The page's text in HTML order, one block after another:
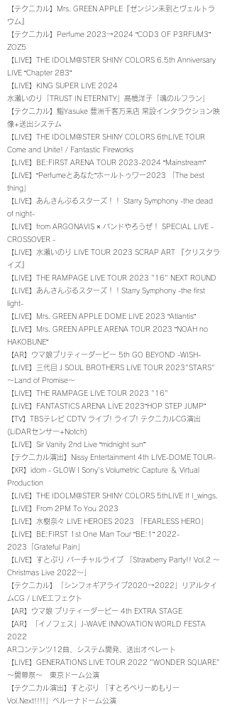
【テクニカル】Mrs. GREEN APPLE『ゼンジン未到とヴェルトラ
ウム』
【テクニカル】Perfume 2023→2024 “COD3 OF P3RFUM3”
ZOZ5
【LIVE】THE IDOLM@STER SHINY COLORS 6.5th Anniversary
LIVE “Chapter 283”
【LIVE】KING SUPER LIVE 2024
水瀬いのり「TRUST IN ETERNITY」高橋洋子「魂のルフラン」
【テクニカル】鮨Yasuke 豊洲千客万来店 常設インタラクション映
像+送出システム
【LIVE】THE IDOLM@STER SHINY COLORS 6thLIVE TOUR
Come and Unite! / Fantastic Fireworks
【LIVE】 BE:FIRST ARENA TOUR 2023-2024 “Mainstream”
【LIVE】“Perfumeとあなた”ホールトゥワー2023 「The best
thing」
【LIVE】 あんさんぶるスターズ！！ Starry Symphony -the dead
of night-
【LIVE】 from ARGONAVIS × バンドやろうぜ！ SPECIAL LIVE -
CROSSOVER -
【LIVE】 水瀬いのり LIVE TOUR 2023 SCRAP ART 『クリスタラ
イズ』
【LIVE】THE RAMPAGE LIVE TOUR 2023 "16" NEXT ROUND
​【LIVE】あんさんぶるスターズ！！Starry Symphony -the first
light-
【LIVE】Mrs. GREEN APPLE DOME LIVE 2023 “Atlantis”
【LIVE】Mrs. GREEN APPLE ARENA TOUR 2023 “NOAH no
HAKOBUNE”
【AR】ウマ娘プリティーダービー 5th GO BEYOND -WISH-
​【LIVE】三代目 J SOUL BROTHERS LIVE TOUR 2023"STARS"
〜Land of Promise〜
【LIVE】THE RAMPAGE LIVE TOUR 2023 "16"
【LIVE】FANTASTICS ARENA LIVE 2023“HOP STEP JUMP”
【TV】TBSテレビ CDTV ライブ! ライブ! テクニカルCG演出
(LiDARセンサー+Notch)
【LIVE】Sir Vanity 2nd Live “midnight sun”
【テクニカル演出】Nissy Entertainment 4th LIVE-DOME TOUR-
【XR】idom - GLOW | Sony's Volumetric Capture ＆ Virtual
Production
【LIVE】THE IDOLM@STER SHINY COLORS 5thLIVE If I_wings.
【LIVE】From 2PM To You 2023
【LIVE】水樹奈々 LIVE HEROES 2023 「FEARLESS HERO」
【LIVE】BE:FIRST 1st One Man Tour “BE:1” 2022-
2023 「Grateful Pain」
【LIVE】すとぷり バーチャルライブ 「 Strawberry Party!! Vol.2 ～
Christmas Live 2022～」
【テクニカル】「シンフォギアライブ2020→2022」リアルタイ
ムCG / LIVEエフェクト
【AR】ウマ娘 プリティーダービー 4th EXTRA STAGE
【AR】「イノフェス」J-WAVE INNOVATION WORLD FESTA
2022
ARコンテンツ12曲、システム開発、送出オペレート
【LIVE】GENERATIONS LIVE TOUR 2022 "WONDER SQUARE"
～開幕祭～ 東京ドーム公演
【テクニカル演出】すとぷり 「すとろべりーめもりー
Vol.Next!!!!」ベルーナドーム公演